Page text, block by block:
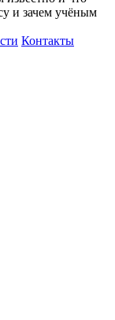
и зачем учёным
Контакты